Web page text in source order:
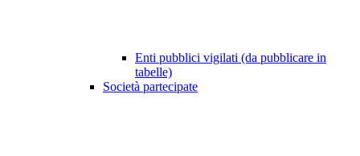
Enti pubblici vigilati (da pubblicare in
tabelle)
Società partecipate